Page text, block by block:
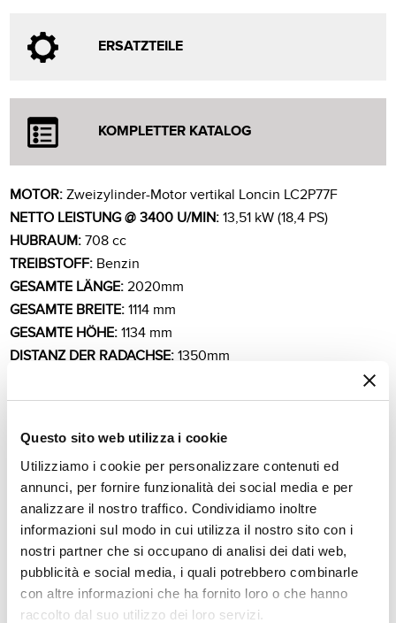
Questo sito web utilizza i cookie
Utilizziamo i cookie per personalizzare contenuti ed
annunci, per fornire funzionalità dei social media e per
analizzare il nostro traffico. Condividiamo inoltre
informazioni sul modo in cui utilizza il nostro sito con i
nostri partner che si occupano di analisi dei dati web,
pubblicità e social media, i quali potrebbero combinarle
con altre informazioni che ha fornito loro o che hanno
raccolto dal suo utilizzo dei loro servizi.
ERSATZTEILE
KOMPLETTER KATALOG
MOTOR: Zweizylinder-Motor vertikal Loncin LC2P77F
NETTO LEISTUNG @ 3400 U/MIN: 13,51 kW (18,4 PS)
HUBRAUM: 708 cc
TREIBSTOFF: Benzin
GESAMTE LÄNGE: 2020mm
GESAMTE BREITE:1114 mm
GESAMTE HÖHE: 1134 mm
DISTANZ DER RADACHSE: 1350mm
GEWICHT:347,5 kg
HONTENANTRIEB: Tuff-Torq K-664E
SCHNITTTYP:Schlegelmulcher
SCHNITTNIVEAU:4 fest 6 kippbar
SCHNITTHÖHE:30 - 92 mm
SCHNITTBREITE:950 mm
MENGE DER MESSER:
52 (= 26 Paar "Y")
ANTRIEB MOTOR > MÜLCHER: Keilriemen
VORDERSPURWEITE (ÄUßERE):1005 mm